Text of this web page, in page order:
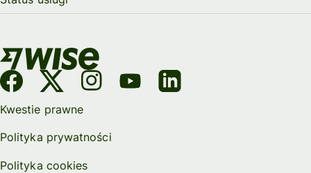
Kwestie prawne
Polityka prywatności
Polityka cookies